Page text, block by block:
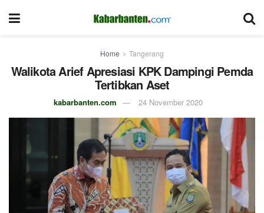
Home Tangerang
Walikota Arief Apresiasi KPK Dampingi Pemda
Tertibkan Aset
kabarbanten.com 24 November 2020